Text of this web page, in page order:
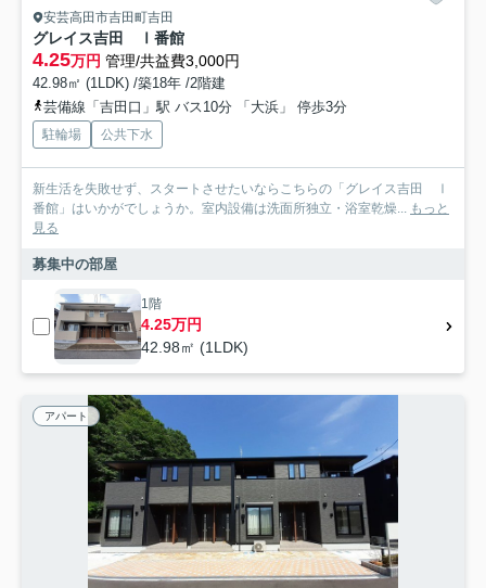
安芸高田市吉田町吉田
グレイス吉田 Ⅰ番館
4.25万円 管理/共益費3,000円
42.98㎡ (1LDK) /築18年 /2階建
芸備線「吉田口」駅 バス10分 「大浜」 停歩3分
駐輪場 公共下水
新生活を失敗せず、スタートさせたいならこちらの「グレイス吉田 Ⅰ
番館」はいかがでしょうか。室内設備は洗面所独立・浴室乾燥... もっと
見る
募集中の部屋
1階
4.25万円
42.98㎡ (1LDK)
アパート